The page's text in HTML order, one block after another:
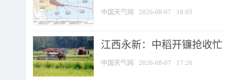
中国天气网 2026-08-07 18:05
江西永新：中稻开镰抢收忙
中国天气网 2026-08-07 17:26